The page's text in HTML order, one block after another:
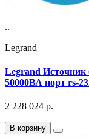
..
Legrand
Legrand Источник
50000ВА порт rs-
2 228 024 р.
В корзину